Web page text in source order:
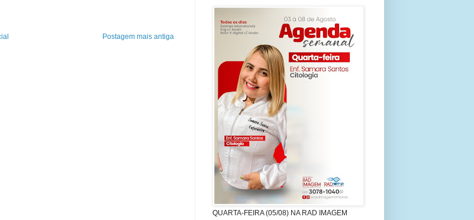
Postagem mais antiga
QUARTA-FEIRA (05/08) NA RAD IMAGEM